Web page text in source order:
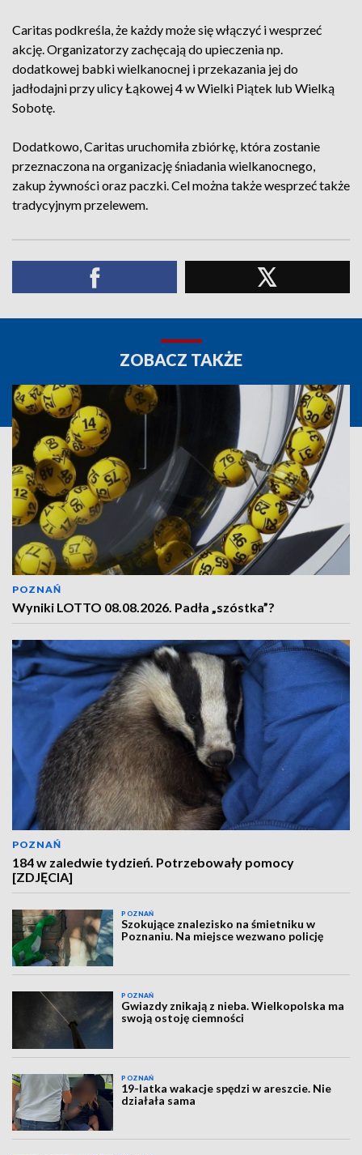
Caritas podkreśla, że każdy może się włączyć i wesprzeć
akcję. Organizatorzy zachęcają do upieczenia np.
dodatkowej babki wielkanocnej i przekazania jej do
jadłodajni przy ulicy Łąkowej 4 w Wielki Piątek lub Wielką
Sobotę.
Dodatkowo, Caritas uruchomiła zbiórkę, która zostanie
przeznaczona na organizację śniadania wielkanocnego,
zakup żywności oraz paczki. Cel można także wesprzeć także
tradycyjnym przelewem.
ZOBACZ TAKŻE
POZNAŃ
Wyniki LOTTO 08.08.2026. Padła „szóstka”?
POZNAŃ
184 w zaledwie tydzień. Potrzebowały pomocy
[ZDJĘCIA]
POZNAŃ
Szokujące znalezisko na śmietniku w
Poznaniu. Na miejsce wezwano policję
POZNAŃ
Gwiazdy znikają z nieba. Wielkopolska ma
swoją ostoję ciemności
POZNAŃ
19-latka wakacje spędzi w areszcie. Nie
działała sama